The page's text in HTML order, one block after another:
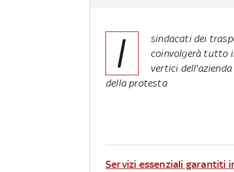
I
sindacati dei
coinvolgerà tutto
vertici
della protesta
Servizi essenziali garantiti